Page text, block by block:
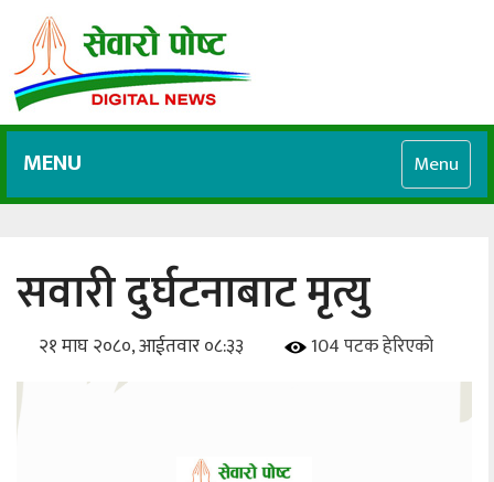
MENU Menu
सवारी दुर्घटनाबाट मृत्यु
२१ माघ २०८०, आईतवार ०८:३३ 104 पटक हेरिएको